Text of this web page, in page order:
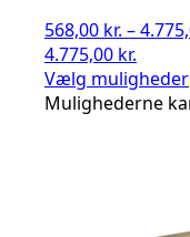
568,00 kr. –
4.775,00 kr.
Vælg muligheder
Mulighederne